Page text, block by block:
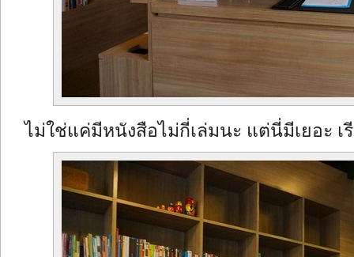
ไม่ใช่แค่มีหนังสือไม่กี่เล่มนะ แต่นี่มีเยอะ เ